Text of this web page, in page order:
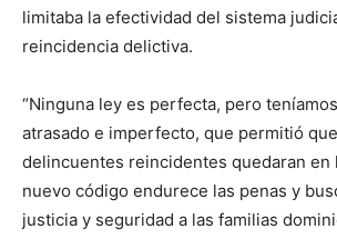
limitaba la efectividad del sistema
reincidencia delictiva.
“Ninguna ley es perfecta, pero
atrasado e imperfecto, que permitió
delincuentes reincidentes quedaran en
nuevo código endurece las penas y
justicia y seguridad a las familias